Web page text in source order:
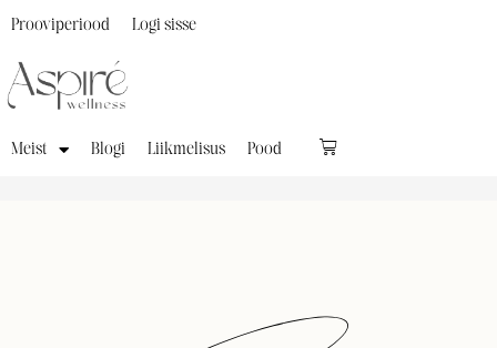
Meist Blogi Liikmelisus Pood
Prooviperiood Logi sisse